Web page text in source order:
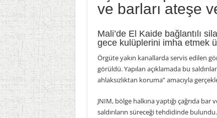
ve barları ateşe
Mali’de El Kaide bağlantılı
gece kulüplerini imha etmek
Örgüte yakın kanallarda servis edilen
görüldü. Yapılan açıklamada bu
ahlaksızlıktan koruma” amacıyla
JNIM, bölge halkına yaptığı çağrıda
saldırıların süreceği tehdidinde